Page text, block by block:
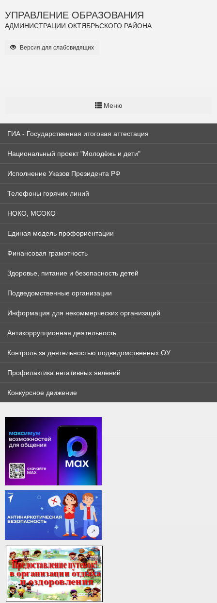
УПРАВЛЕНИЕ ОБРАЗОВАНИЯ
АДМИНИСТРАЦИИ ОКТЯБРЬСКОГО РАЙОНА
Версия для слабовидящих
Меню
ГИА - Государственная итоговая аттестация
Национальный проект "Молодёжь и дети"
Исполнение Указов Президента РФ
Телефоны горячих линий
НОКО, МСОКО
Единая модель профориентации
Финансовая грамотность
Здоровье, питание и безопасность детей
Подведомственные организации
Информация для некоммерческих организаций
Антикоррупционная деятельность
Контроль за деятельностью подведомственных ОУ
Профилактика негативных явлений
Конкурсное движение